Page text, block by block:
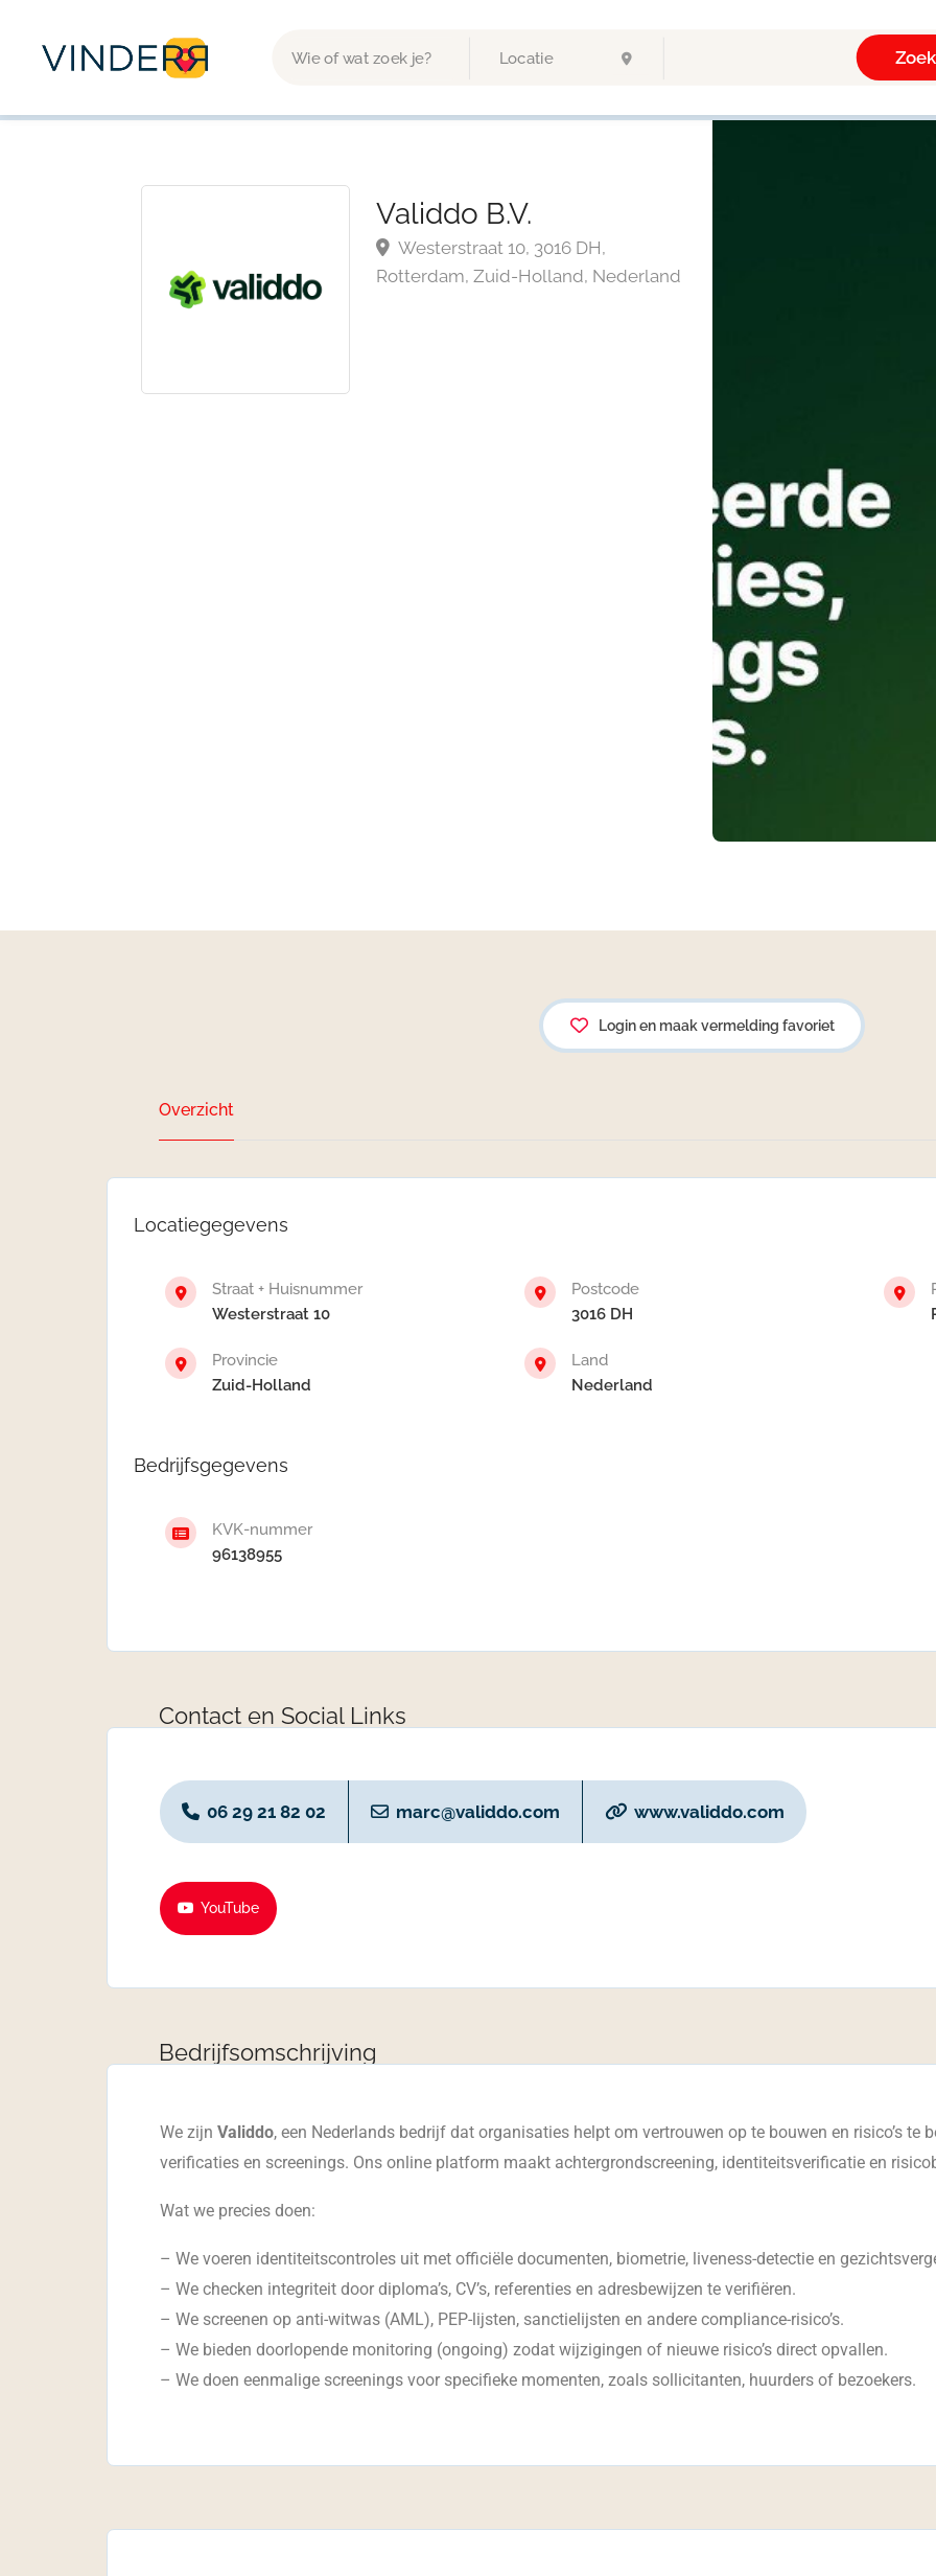
Validdo B.V.
Westerstraat 10, 3016 DH,
Rotterdam, Zuid-Holland, Nederland
Login en maak vermelding favoriet
Overzicht
Locatiegegevens
Straat + Huisnummer
Westerstraat 10
Postcode
3016 DH
Provincie
Zuid-Holland
Land
Nederland
Bedrijfsgegevens
KVK-nummer
96138955
Contact en Social Links
06 29 21 82 02 marc@validdo.com www.validdo.com
YouTube
Bedrijfsomschrijving
We zijn Validdo, een Nederlands bedrijf dat organisaties helpt om vertrouwen op te bouwen en risico’s te
verificaties en screenings. Ons online platform maakt achtergrondscreening, identiteitsverificatie en
Wat we precies doen:
– We voeren identiteitscontroles uit met officiële documenten, biometrie, liveness-detectie en
– We checken integriteit door diploma’s, CV’s, referenties en adresbewijzen te verifiëren.
– We screenen op anti-witwas (AML), PEP-lijsten, sanctielijsten en andere compliance-risico’s.
– We bieden doorlopende monitoring (ongoing) zodat wijzigingen of nieuwe risico’s direct opvallen.
– We doen eenmalige screenings voor specifieke momenten, zoals sollicitanten, huurders of bezoekers.